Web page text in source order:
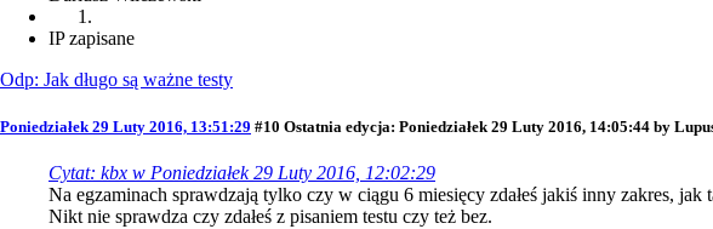
IP zapisane
Odp: Jak długo są ważne testy
Poniedziałek 29 Luty 2016, 13:51:29 #10 Ostatnia edycja: Poniedziałek 29 Luty 2016, 14:05:44 by
Cytat: kbx w Poniedziałek 29 Luty 2016, 12:02:29
Na egzaminach sprawdzają tylko czy w ciągu 6 miesięcy zdałeś jakiś inny zakres, jak
Nikt nie sprawdza czy zdałeś z pisaniem testu czy też bez.